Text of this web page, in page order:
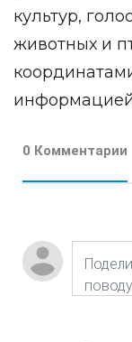
культур,
животных и
0 Комментарии